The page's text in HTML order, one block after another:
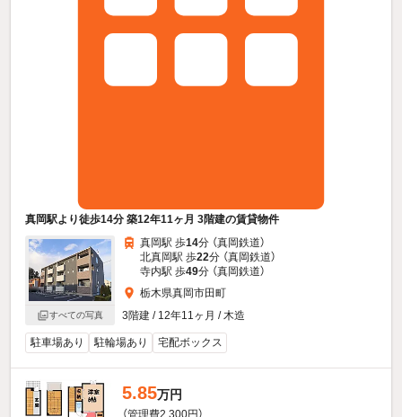
真岡駅より徒歩14分 築12年11ヶ月 3階建の賃貸物件
すべての写真
真岡駅 歩14分 （真岡鉄道）
北真岡駅 歩22分 （真岡鉄道）
寺内駅 歩49分 （真岡鉄道）
栃木県真岡市田町
3階建 / 12年11ヶ月 / 木造
駐車場あり 駐輪場あり 宅配ボックス
5.85万円